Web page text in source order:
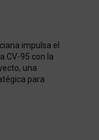
impulsa el
CV-95 con la
una
para